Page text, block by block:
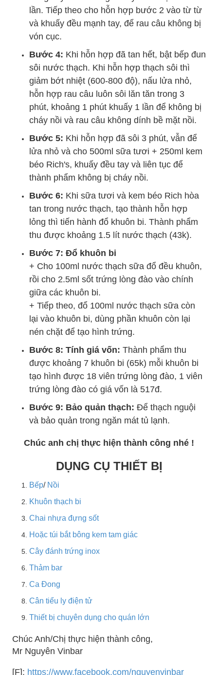
lần. Tiếp theo cho hỗn hợp bước 2 vào từ từ
và khuấy đều mạnh tay, để rau câu không bị
vón cục.
Bước 4: Khi hỗn hợp đã tan hết, bật bếp đun
sôi nước thạch. Khi hỗn hợp thạch sôi thì
giảm bớt nhiệt (600-800 độ), nấu lửa nhỏ,
hỗn hợp rau câu luôn sôi lăn tăn trong 3
phút, khoảng 1 phút khuấy 1 lần để không bị
cháy nồi và rau câu không dính bề mặt nồi.
Bước 5: Khi hỗn hợp đã sôi 3 phút, vẫn để
lửa nhỏ và cho 500ml sữa tươi + 250ml kem
béo Rich's, khuấy đều tay và liên tục để
thành phẩm không bị cháy nồi.
Bước 6: Khi sữa tươi và kem béo Rich hòa
tan trong nước thạch, tạo thành hỗn hợp
lỏng thì tiến hành đổ khuôn bi. Thành phẩm
thu được khoảng 1.5 lít nước thạch (43k).
Bước 7: Đổ khuôn bi
+ Cho 100ml nước thạch sữa đổ đều khuôn,
rồi cho 2.5ml sốt trứng lòng đào vào chính
giữa các khuôn bi.
+ Tiếp theo, đổ 100ml nước thạch sữa còn
lại vào khuôn bi, dùng phần khuôn còn lại
nén chặt để tạo hình trứng.
Bước 8: Tính giá vốn: Thành phẩm thu
được khoảng 7 khuôn bi (65k) mỗi khuôn bi
tạo hình được 18 viên trứng lòng đào, 1 viên
trứng lòng đào có giá vốn là 517đ.
Bước 9: Bảo quản thạch: Để thạch nguội
và bảo quản trong ngăn mát tủ lạnh.
Chúc anh chị thực hiện thành công nhé !
DỤNG CỤ THIẾT BỊ
Bếp/ Nồi
Khuôn thạch bi
Chai nhựa đựng sốt
Hoặc túi bắt bông kem tam giác
Cây đánh trứng inox
Thảm bar
Ca Đong
Cân tiểu ly điện tử
Thiết bị chuyên dụng cho quán lớn
Chúc Anh/Chị thực hiện thành công,
Mr Nguyên Vinbar
[F]: https://www.facebook.com/nguyenvinbar